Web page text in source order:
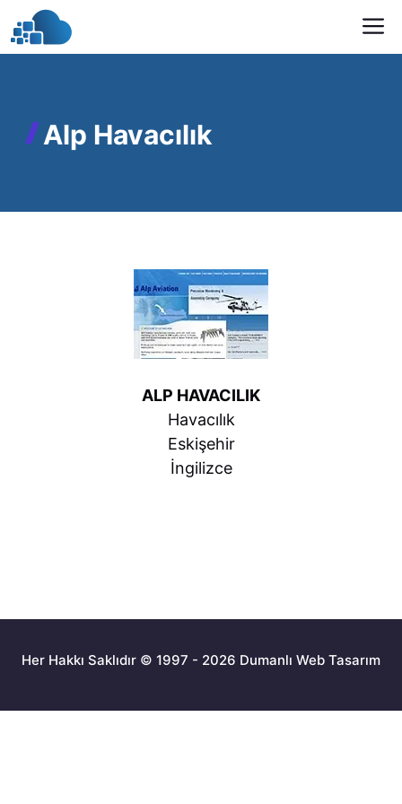
İçeriğe
atla
Alp Havacılık
ALP HAVACILIK
Havacılık
Eskişehir
İngilizce
Her Hakkı Saklıdır © 1997 - 2026 Dumanlı Web Tasarım